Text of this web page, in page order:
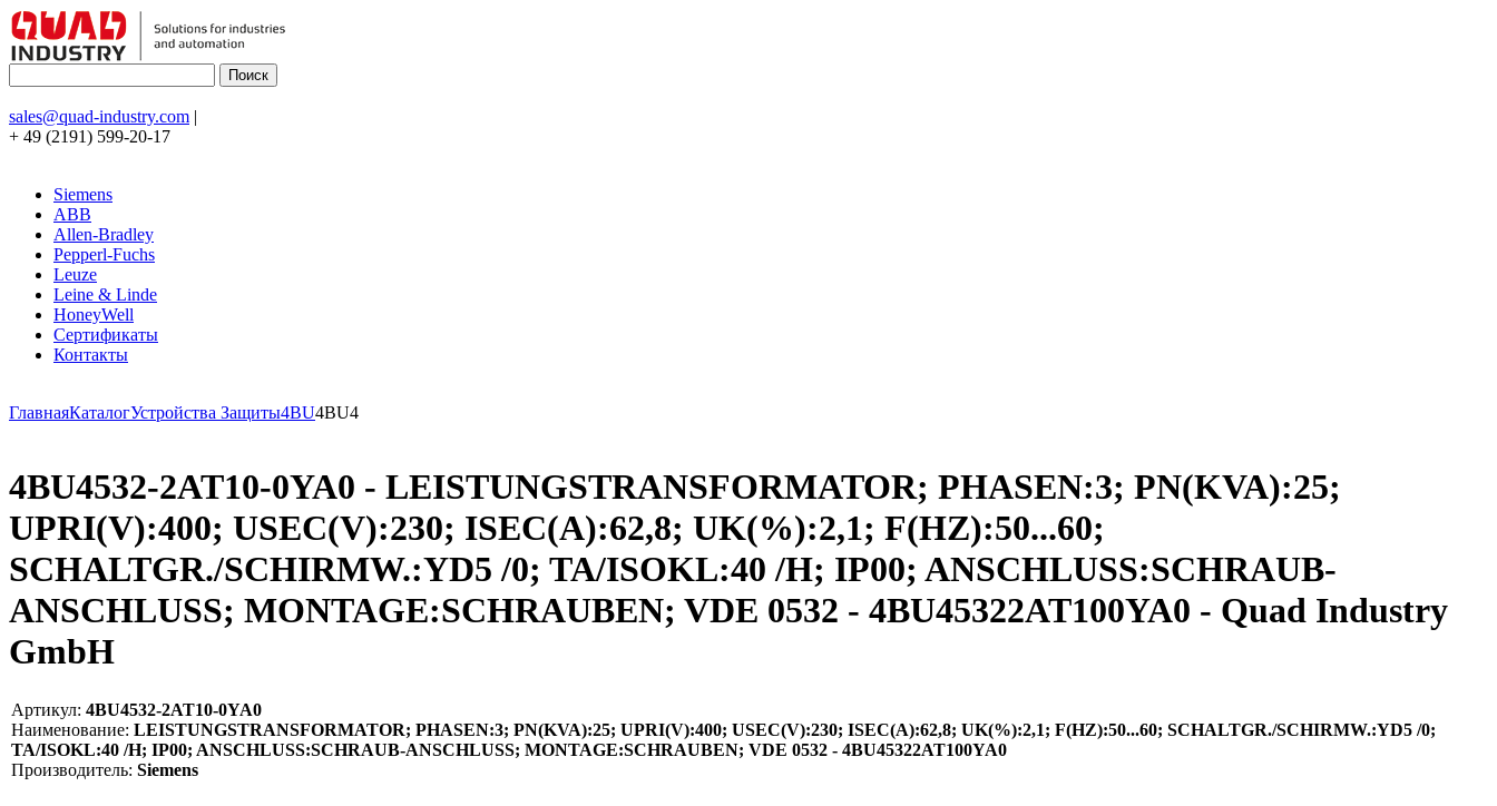
sales@quad-industry.com |
+ 49 (2191) 599-20-17
Siemens
ABB
Allen-Bradley
Pepperl-Fuchs
Leuze
Leine & Linde
HoneyWell
Сертификаты
Контакты
ГлавнаяКаталогУстройства Защиты4BU4BU4
4BU4532-2AT10-0YA0 - LEISTUNGSTRANSFORMATOR; PHASEN:3; PN(KVA):25;
UPRI(V):400; USEC(V):230; ISEC(A):62,8; UK(%):2,1; F(HZ):50...60;
SCHALTGR./SCHIRMW.:YD5 /0; TA/ISOKL:40 /H; IP00; ANSCHLUSS:SCHRAUB-
ANSCHLUSS; MONTAGE:SCHRAUBEN; VDE 0532 - 4BU45322AT100YA0 - Quad Industry
GmbH
Артикул: 4BU4532-2AT10-0YA0
Наименование: LEISTUNGSTRANSFORMATOR; PHASEN:3; PN(KVA):25; UPRI(V):400; USEC(V):230; ISEC(A):62,8; UK(%):2,1; F(HZ):50...60; SCHALTGR./SCHIRMW.:YD5 /0;
TA/ISOKL:40 /H; IP00; ANSCHLUSS:SCHRAUB-ANSCHLUSS; MONTAGE:SCHRAUBEN; VDE 0532 - 4BU45322AT100YA0
Производитель: Siemens